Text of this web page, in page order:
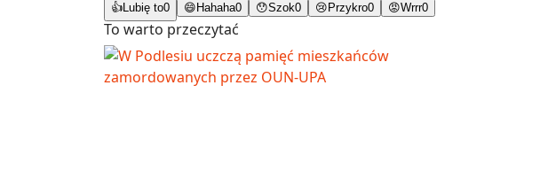
👍Lubię to0 😄 Hahaha0 😯Szok0 😢 Przykro0 😡Wrrr0
To warto przeczytać